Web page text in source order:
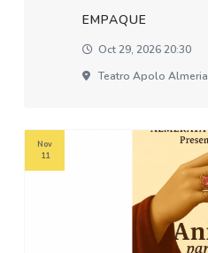
EMPAQUE
Oct 29, 2026 20:30
Teatro Apolo Almeria
Nov
11